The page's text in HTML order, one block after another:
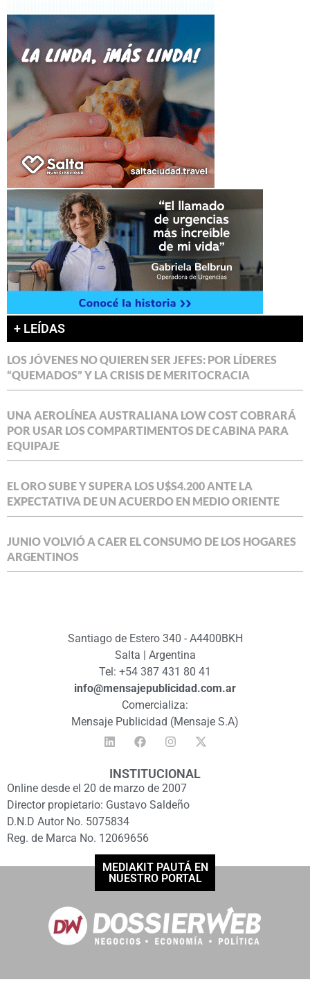
+ LEÍDAS
LOS JÓVENES NO QUIEREN SER JEFES: POR LÍDERES
“QUEMADOS” Y LA CRISIS DE MERITOCRACIA
UNA AEROLÍNEA AUSTRALIANA LOW COST COBRARÁ
POR USAR LOS COMPARTIMENTOS DE CABINA PARA
EQUIPAJE
EL ORO SUBE Y SUPERA LOS U$S4.200 ANTE LA
EXPECTATIVA DE UN ACUERDO EN MEDIO ORIENTE
JUNIO VOLVIÓ A CAER EL CONSUMO DE LOS HOGARES
ARGENTINOS
Santiago de Estero 340 - A4400BKH
Salta | Argentina
Tel: +54 387 431 80 41
info@mensajepublicidad.com.ar
Comercializa:
Mensaje Publicidad (Mensaje S.A)
INSTITUCIONAL
Online desde el 20 de marzo de 2007
Director propietario: Gustavo Saldeño
D.N.D Autor No. 5075834
Reg. de Marca No. 12069656
MEDIAKIT PAUTÁ EN
NUESTRO PORTAL